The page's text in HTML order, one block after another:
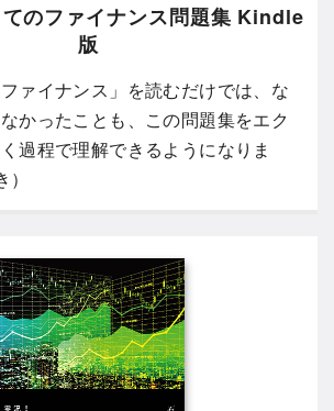
のファイナンス問題集 Kindle
版
ファイナンス」を読むだけでは、な
かったことも、この問題集をエク
過程で理解できるようになりま